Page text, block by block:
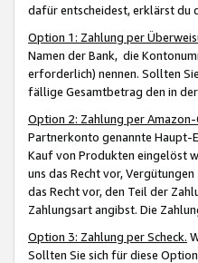
dafür entscheidest, erklärst du
Option 1: Zahlung per
Namen der Bank, die
erforderlich) nennen. Sollten
fällige Gesamtbetrag den in der
Option 2: Zahlung per Amazon-
Partnerkonto genannte Haupt-
Kauf von Produkten eingelöst
uns das Recht vor,
das Recht vor, den Teil der
Zahlungsart angibst. Die
Option 3: Zahlung per Scheck.
Sollten Sie sich für diese